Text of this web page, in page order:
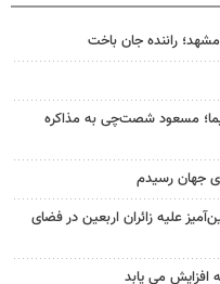
مشهد؛ راننده جان باخت
مسعود شصت‌چی به مذاکره
جهان رسیدم
علیه زائران اربعین در فضای